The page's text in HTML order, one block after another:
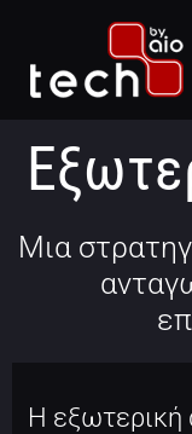
περιεχόμενο
Μια
Η εξωτερική